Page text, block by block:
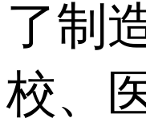
了制
校、